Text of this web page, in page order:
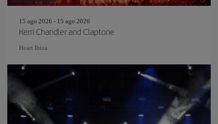
15 ago 2026 - 15 ago 2026
Kerri Chandler and Claptone
Heart Ibiza